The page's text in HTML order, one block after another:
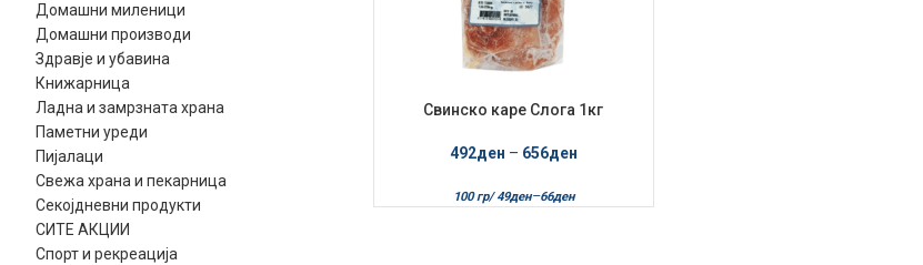
Домашни миленици
Домашни производи
Здравје и убавина
Книжарница
Ладна и замрзната храна
Паметни уреди
Пијалаци
Свежа храна и пекарница
Секојдневни продукти
СИТЕ АКЦИИ
Спорт и рекреација
Свинско каре Слога 1кг
492ден – 656ден
100 гр/ 49ден–66ден